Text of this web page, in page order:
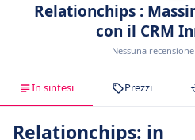
Relationchips :
con il CRM
Nessuna
In sintesi Prezzi
Relationchips: in